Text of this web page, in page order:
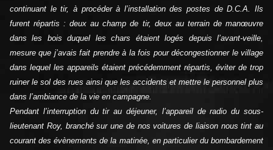
continuant le tir, à procéder à l’installation des postes de D.C.A. Ils
furent répartis : deux au champ de tir, deux au terrain de manœuvre
dans les bois duquel les chars étaient logés depuis l’avant-veille,
mesure que j’avais fait prendre à la fois pour décongestionner le village
dans lequel les appareils étaient précédemment répartis, éviter de trop
ruiner le sol des rues ainsi que les accidents et mettre le personnel plus
dans l’ambiance de la vie en campagne.
Pendant l’interruption du tir au déjeuner, l’appareil de radio du sous-
lieutenant Roy, branché sur une de nos voitures de liaison nous tint au
courant des évènements de la matinée, en particulier du bombardement